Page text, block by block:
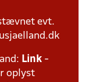
evt.
Link -
oplyst